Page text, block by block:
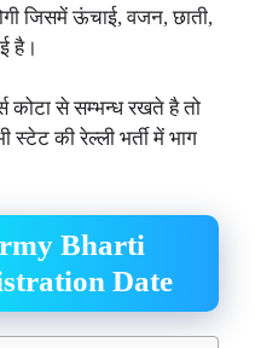
जिसमें ऊंचाई, वजन, छाती,
है।
कोटा से सम्भन्ध रखते है तो
स्टेट की रेल्ली भर्ती में भाग
Bharti
Date